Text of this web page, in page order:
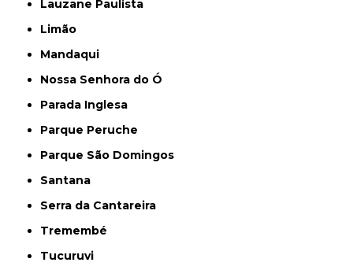
Lauzane Paulista
Limão
Mandaqui
Nossa Senhora do Ó
Parada Inglesa
Parque Peruche
Parque São Domingos
Santana
Serra da Cantareira
Tremembé
Tucuruvi